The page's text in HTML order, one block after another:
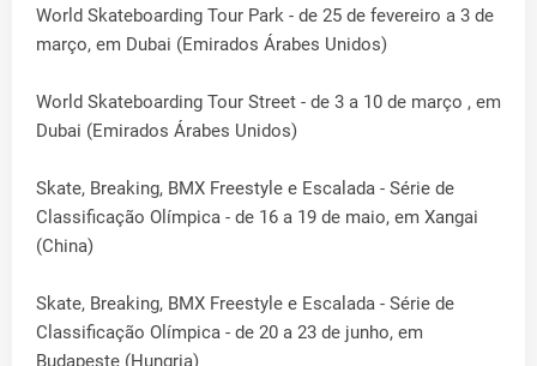
World Skateboarding Tour Park - de 25 de fevereiro a 3 de
março, em Dubai (Emirados Árabes Unidos)
World Skateboarding Tour Street - de 3 a 10 de março , em
Dubai (Emirados Árabes Unidos)
Skate, Breaking, BMX Freestyle e Escalada - Série de
Classificação Olímpica - de 16 a 19 de maio, em Xangai
(China)
Skate, Breaking, BMX Freestyle e Escalada - Série de
Classificação Olímpica - de 20 a 23 de junho, em
Budapeste (Hungria)